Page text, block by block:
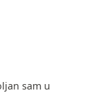
sam u